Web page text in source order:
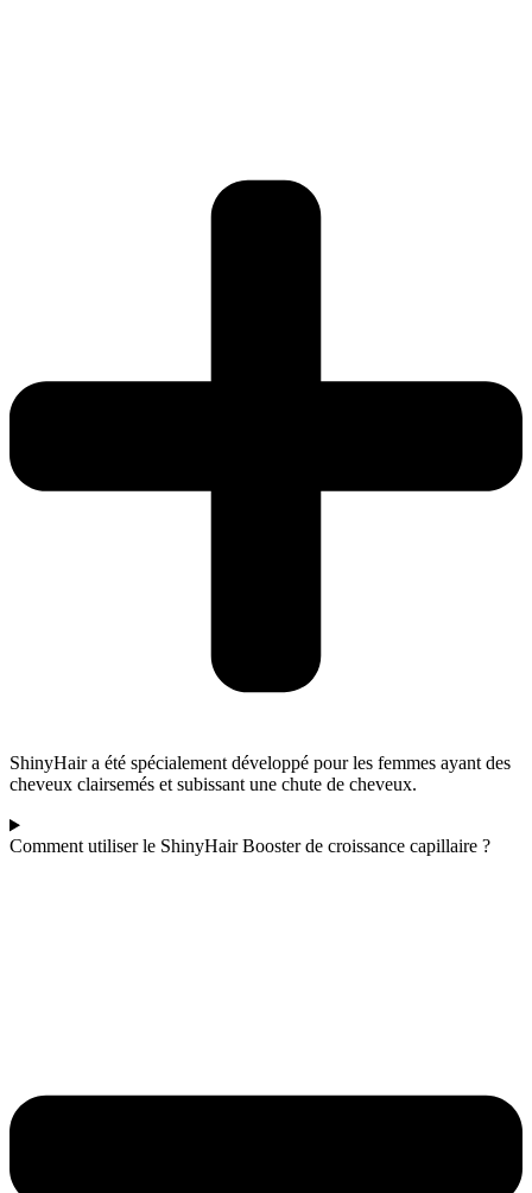
ShinyHair a été spécialement développé pour les femmes ayant des
cheveux clairsemés et subissant une chute de cheveux.
Comment utiliser le ShinyHair Booster de croissance capillaire ?